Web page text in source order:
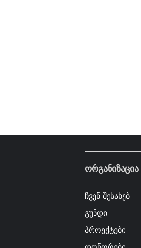
ორგანიზაცია
ჩვენ შესახებ
გუნდი
პროექტები